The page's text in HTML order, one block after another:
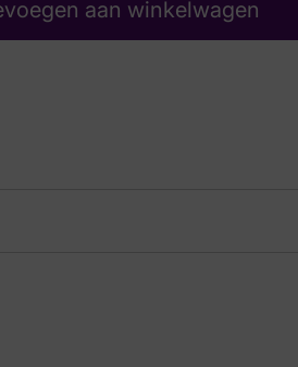
aan winkelwagen